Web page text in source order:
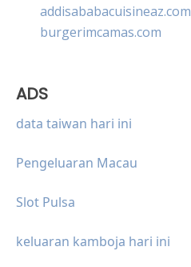
addisababacuisineaz.com
burgerimcamas.com
ADS
data taiwan hari ini
Pengeluaran Macau
Slot Pulsa
keluaran kamboja hari ini